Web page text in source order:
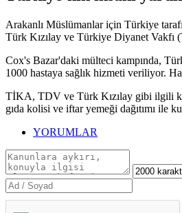
Arakanlı Müslümanlar için Türkiye
Türk Kızılay ve Türkiye Diyanet Vakfı
Cox's Bazar'daki mülteci kampında,
1000 hastaya sağlık hizmeti veriliyor.
TİKA, TDV ve Türk Kızılay gibi ilgili
gıda kolisi ve iftar yemeği dağıtımı ile
YORUMLAR